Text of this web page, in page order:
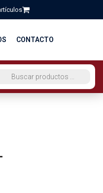
CONTACTO
DE PRODUCTOS